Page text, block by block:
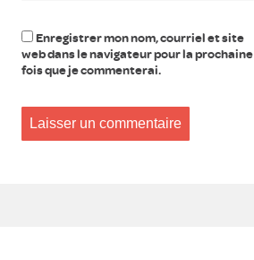
Enregistrer mon nom, courriel et site
web dans le navigateur pour la prochaine
fois que je commenterai.